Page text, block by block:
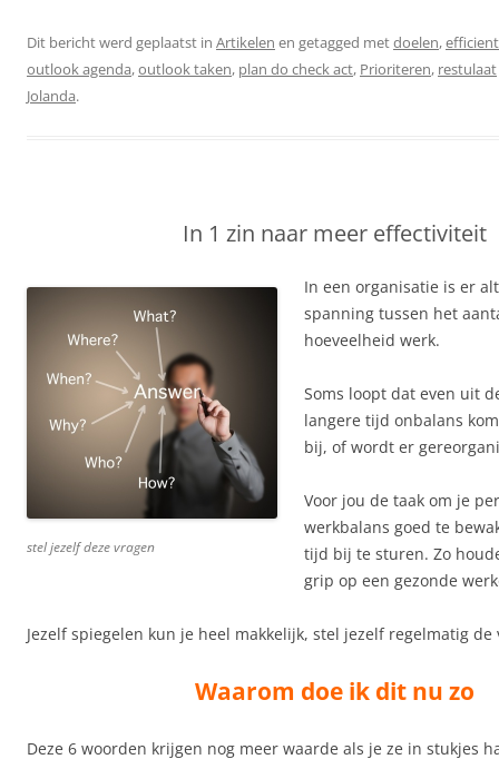
Dit bericht werd geplaatst in Artikelen en getagged metdoelen,
outlook agenda,outlook taken, plan do check act, Prioriteren, restulaat
Jolanda.
In 1 zin naar meer effectiviteit
stel jezelf deze vragen
In een organisatie is er
spanning tussen het
hoeveelheid werk.
Soms loopt dat even uit
langere tijd onbalans
bij, of wordt er
Voor jou de taak om je
werkbalans goed te
tijd bij te sturen. Zo
grip op een gezonde
Jezelf spiegelen kun je heel makkelijk, stel jezelf regelmatig de
Waarom doe ik dit nu zo
Deze 6 woorden krijgen nog meer waarde als je ze in stukjes